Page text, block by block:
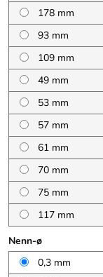
178 mm
93 mm
109 mm
49 mm
53 mm
57 mm
61 mm
70 mm
75 mm
117 mm
Nenn-ø
0,3 mm